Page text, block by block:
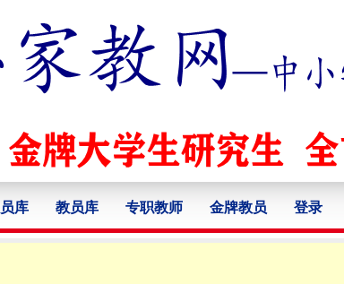
库 教员库 专职教师 金牌教员 登录